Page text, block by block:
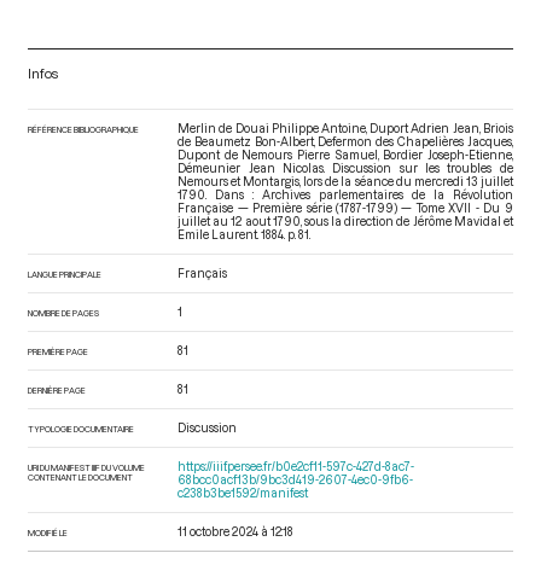
Infos
RÉFÉRENCE BIBLIOGRAPHIQUE
Merlin de Douai Philippe Antoine, Duport Adrien Jean, Briois
de Beaumetz Bon-Albert, Defermon des Chapelières Jacques,
Dupont de Nemours Pierre Samuel, Bordier Joseph-Etienne,
Démeunier Jean Nicolas. Discussion sur les troubles de
Nemours et Montargis, lors de la séance du mercredi 13 juillet
1790. Dans : Archives parlementaires de la Révolution
Française — Première série (1787-1799) — Tome XVII - Du 9
juillet au 12 aout 1790 , sous la direction de Jérôme Mavidal et
Emile Laurent. 1884. p. 81.
LANGUE PRINCIPALE Français
NOMBRE DE PAGES 1
PREMIÈRE PAGE 81
DERNIÈRE PAGE 81
TYPOLOGIE DOCUMENTAIRE Discussion
URI DU MANIFEST IIIF DU VOLUME
CONTENANT LE DOCUMENT
https://iiif.persee.fr/b0e2cf11-597c-427d-8ac7-
68bcc0acf13b/9bc3d419-2607-4ec0-9fb6-
c238b3be1592/manifest
MODIFIÉ LE 11 octobre 2024 à 12:18